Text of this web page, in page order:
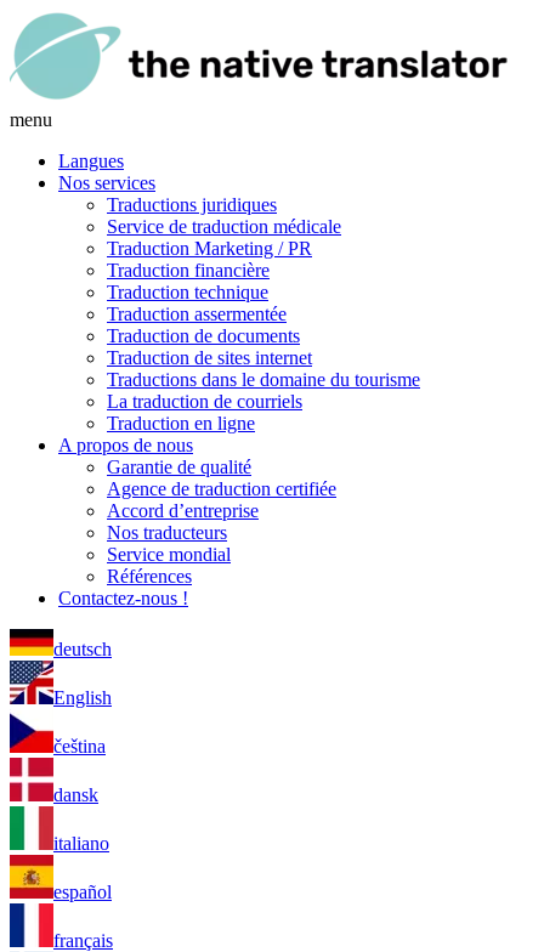
menu
Langues
Nos services
Traductions juridiques
Service de traduction médicale
Traduction Marketing / PR
Traduction financière
Traduction technique
Traduction assermentée
Traduction de documents
Traduction de sites internet
Traductions dans le domaine du tourisme
La traduction de courriels
Traduction en ligne
A propos de nous
Garantie de qualité
Agence de traduction certifiée
Accord d’entreprise
Nos traducteurs
Service mondial
Références
Contactez-nous !
deutsch
English
čeština
dansk
italiano
español
français